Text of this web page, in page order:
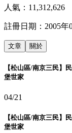
人氣： 11,312,626
註冊日期： 2005年
文章 關於
【松山區/南京三民】
堡世家
04/21
【松山區/南京三民】
堡世家